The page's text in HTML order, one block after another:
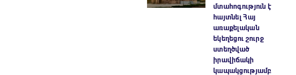
մտահոգություն է
հայտնել Հայ
առաքելական
եկեղեցու շուրջ
ստեղծված
իրավիճակի
կապակցությամբ